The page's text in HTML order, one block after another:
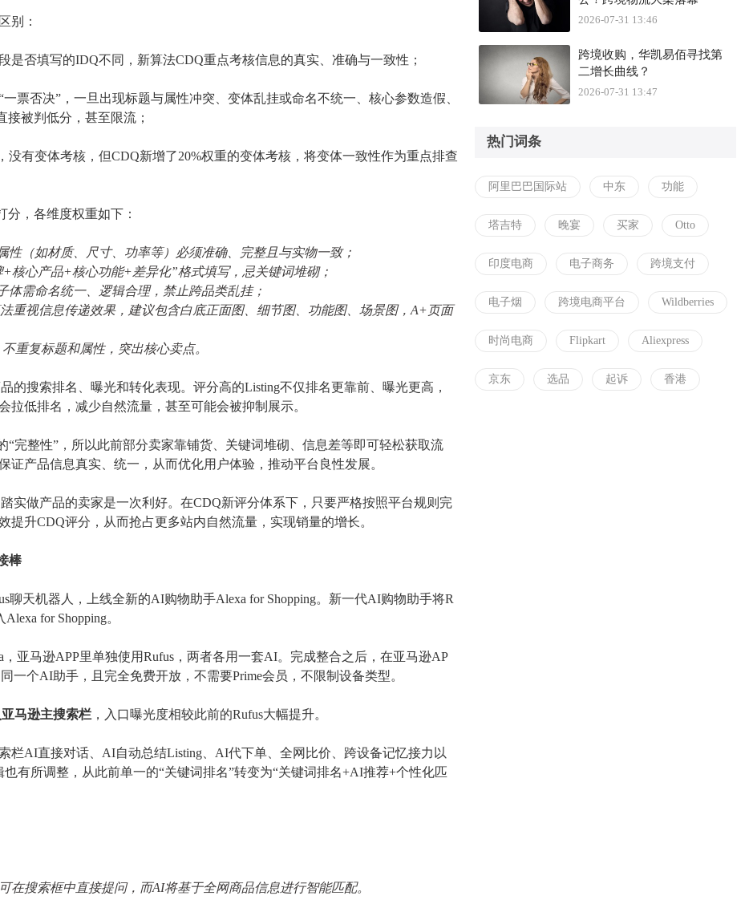
别：
是否填写的IDQ不同，新算法CDQ重点考核信息的真实、准确与一致性；
一票否决”，一旦出现标题与属性冲突、变体乱挂或命名不统一、核心参数造假、
接被判低分，甚至限流；
没有变体考核，但CDQ新增了20%权重的变体考核，将变体一致性作为重点排查
分，各维度权重如下：
性（如材质、尺寸、功率等） 必须准确、完整且与实物一致；
+核心产品+核心功能+差异化”格式填写， 忌关键词堆砌；
体需命名统一、逻辑合理，禁止跨品类乱挂；
重视信息传递效果， 建议包含白底正面图、 细节图、 功能图、 场景图， A+页面
重复标题和属性，突出核心卖点。
的搜索排名、曝光和转化表现。 评分高的Listing不仅排名更靠前
曝光更高，
拉低排名，减少自然流量 ， 甚至可能会被抑制展示。
“完整性” ，所以此前部分卖家靠铺货、关键词堆砌、信息差等即可轻松获取流
证产品信息真实、统一 ， 从而优化用户体验， 推动平台良性发展。
实做产品的卖家是一次利好。在CDQ新评分体系下，只要严格按照平台规则完
提升CDQ评分， 从而抢占更多站内自然流量 ， 实现销量的增长。
棒
聊天机器人，上线全新的AI购物助手Alexa for Shopping。新一代AI购物助手将R
for Shopping。
，亚马逊APP里单独使用Rufus，两者各用一套AI。完成整合之后，在亚马逊AP
一个AI助手，且完全免费开放，不需要Prime会员，不限制设备类型。
马逊主搜索栏 ，入口曝光度相较此前的Rufus大幅提升。
栏AI直接对话、AI自动总结Listing、AI代下单、全网比价、跨设备记忆接力以
有所调整，从此前单一的“关键词排名”转变为“关键词排名+AI推荐+个性化匹
在搜索框中直接提问，而AI将基于全网商品信息进行智能匹配。
2026-07-31 13:46
跨境收购，华凯易佰寻找第
二增长曲线？
2026-07-31 13:47
热门词条
阿里巴巴国际站 中东 功能
塔吉特 晚宴 买家 Otto
印度电商 电子商务 跨境支付
电子烟 跨境电商平台 Wildberries
时尚电商 Flipkart Aliexpress
京东 选品 起诉 香港